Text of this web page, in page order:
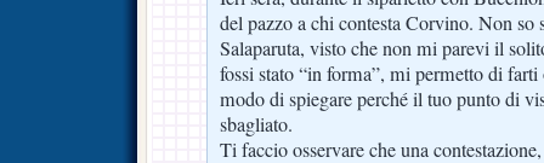
del pazzo a chi contesta Corvino. Non so
Salaparuta, visto che non mi parevi il
fossi stato “in forma”, mi permetto di farti
modo di spiegare perché il tuo punto di
sbagliato.
Ti faccio osservare che una